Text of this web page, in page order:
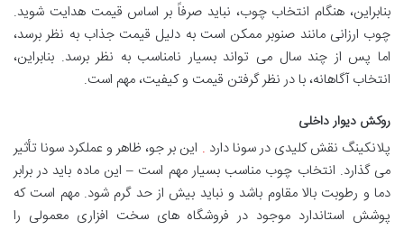
بنابراین، هنگام انتخاب چوب، نباید صرفاً بر اساس قیمت هدایت شوید.
چوب ارزانی مانند صنوبر ممکن است به دلیل قیمت جذاب به نظر برسد،
اما پس از چند سال می تواند بسیار نامناسب به نظر برسد. بنابراین،
انتخاب آگاهانه، با در نظر گرفتن قیمت و کیفیت، مهم است.
روکش دیوار داخلی
پلانکینگ نقش کلیدی در سونا دارد . این بر جو، ظاهر و عملکرد سونا تأثیر
می گذارد. انتخاب چوب مناسب بسیار مهم است – این ماده باید در برابر
دما و رطوبت بالا مقاوم باشد و نباید بیش از حد گرم شود. مهم است که
پوشش استاندارد موجود در فروشگاه های سخت افزاری معمولی را